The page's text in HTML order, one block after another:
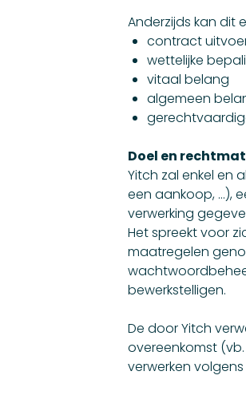
Anderzijds kan dit
contract
wettelijke
vitaal belang
algemeen
Doel en
Yitch zal enkel en
een aankoop, …),
verwerking
Het spreekt voor
maatregelen
bewerkstelligen.
De door Yitch
overeenkomst
verwerken